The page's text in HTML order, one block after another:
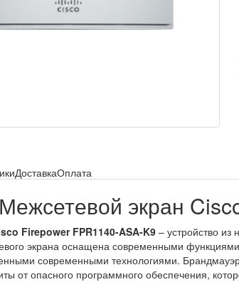
ДоставкаОплата
экран
Firepower FPR1140-ASA-K9 – устройство
экрана оснащена современными
современными технологиями.
от опасного программного обеспечения,